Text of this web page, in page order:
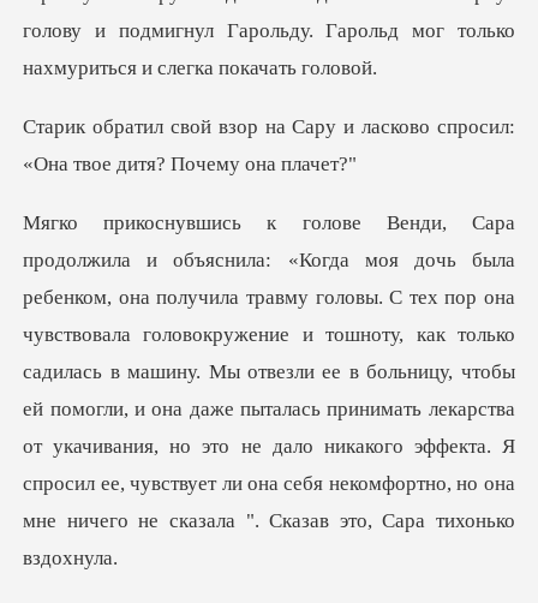
голову и подмигнул Гароль
ару и ласково спросил:
«Она т
оловокружение и тошноту, как только
садилась в машину. Мы отвезли ее в больницу, чтобы
ей помогли, и она даже пыталась принимать лекарства
от укачивани